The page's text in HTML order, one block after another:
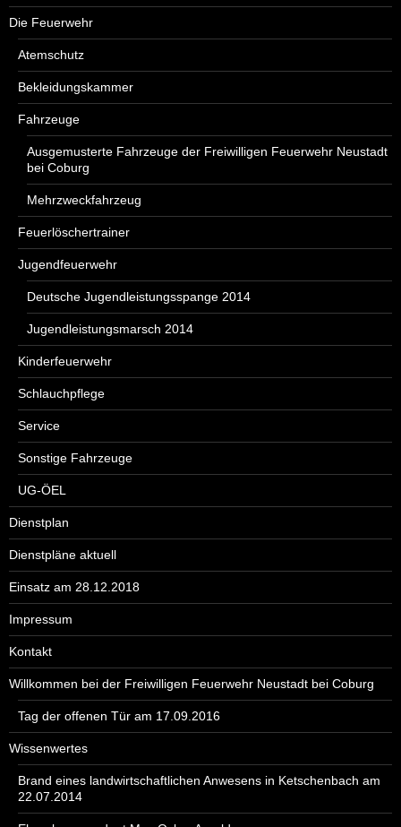
Die Feuerwehr
Atemschutz
Bekleidungskammer
Fahrzeuge
Ausgemusterte Fahrzeuge der Freiwilligen Feuerwehr Neustadt
bei Coburg
Mehrzweckfahrzeug
Feuerlöschertrainer
Jugendfeuerwehr
Deutsche Jugendleistungsspange 2014
Jugendleistungsmarsch 2014
Kinderfeuerwehr
Schlauchpflege
Service
Sonstige Fahrzeuge
UG-ÖEL
Dienstplan
Dienstpläne aktuell
Einsatz am 28.12.2018
Impressum
Kontakt
Willkommen bei der Freiwilligen Feuerwehr Neustadt bei Coburg
Tag der offenen Tür am 17.09.2016
Wissenwertes
Brand eines landwirtschaftlichen Anwesens in Ketschenbach am
22.07.2014